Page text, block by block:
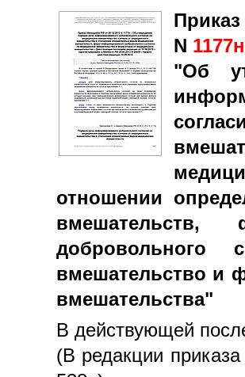
N 1177н
"Об
отношении
вмешательств,
добровольного
вмешательство и
вмешательства"
В действующей
(В редакции